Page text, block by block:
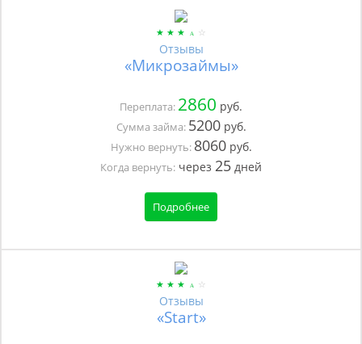
Отзывы
«Микрозаймы»
Переплата: 2860 руб.
Сумма займа: 5200руб.
Нужно вернуть: 8060руб.
Когда вернуть: через 25 дней
Подробнее
Отзывы
«Start»